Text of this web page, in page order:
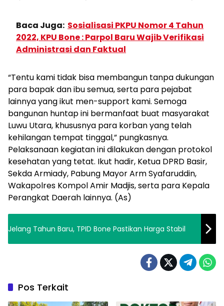
Baca Juga: Sosialisasi PKPU Nomor 4 Tahun
2022, KPU Bone : Parpol Baru Wajib Verifikasi
Administrasi dan Faktual
“Tentu kami tidak bisa membangun tanpa dukungan
para bapak dan ibu semua, serta para pejabat
lainnya yang ikut men-support kami. Semoga
bangunan huntap ini bermanfaat buat masyarakat
Luwu Utara, khususnya para korban yang telah
kehilangan tempat tinggal,” pungkasnya.
Pelaksanaan kegiatan ini dilakukan dengan protokol
kesehatan yang tetat. Ikut hadir, Ketua DPRD Basir,
Sekda Armiady, Pabung Mayor Arm Syafaruddin,
Wakapolres Kompol Amir Madjis, serta para Kepala
Perangkat Daerah lainnya. (As)
Jelang Tahun Baru, TPID Bone Pastikan Harga Stabil
Pos Terkait